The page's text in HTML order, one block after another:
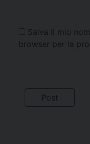
Salva il mio
browser per la